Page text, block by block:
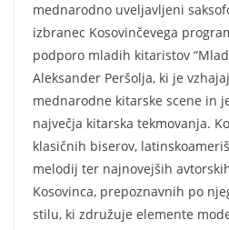
mednarodno uveljavljeni
izbranec Kosovinčevega
podporo mladih kitaristov
Aleksander Peršolja, ki je
mednarodne kitarske scene in
največja kitarska tekmovanja.
klasičnih biserov,
melodij ter najnovejših
Kosovinca, prepoznavnih po
stilu, ki združuje elemente